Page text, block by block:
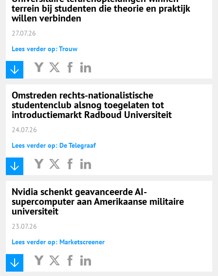
terrein bij studenten die theorie en praktijk
willen verbinden
27.07.26
Lees verder op: Trouw
Omstreden rechts-nationalistische
studentenclub alsnog toegelaten tot
introductiemarkt Radboud Universiteit
24.07.26
Lees verder op: De Telegraaf
Nvidia schenkt geavanceerde AI-
supercomputer aan Amerikaanse militaire
universiteit
23.07.26
Lees verder op: Marketscreener